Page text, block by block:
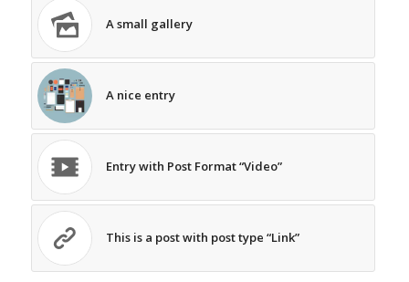
A small gallery
A nice entry
Entry with Post Format “Video”
This is a post with post type “Link”